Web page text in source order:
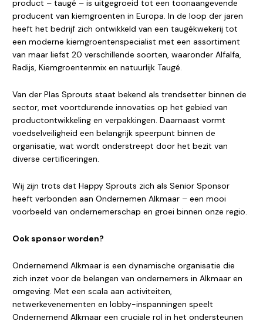
product – taugé – is uitgegroeid tot een toonaangevende
producent van kiemgroenten in Europa. In de loop der jaren
heeft het bedrijf zich ontwikkeld van een taugékwekerij tot
een moderne kiemgroentenspecialist met een assortiment
van maar liefst 20 verschillende soorten, waaronder Alfalfa,
Radijs, Kiemgroentenmix en natuurlijk Taugé.
Van der Plas Sprouts staat bekend als trendsetter binnen de
sector, met voortdurende innovaties op het gebied van
productontwikkeling en verpakkingen. Daarnaast vormt
voedselveiligheid een belangrijk speerpunt binnen de
organisatie, wat wordt onderstreept door het bezit van
diverse certificeringen.
Wij zijn trots dat Happy Sprouts zich als Senior Sponsor
heeft verbonden aan Ondernemen Alkmaar – een mooi
voorbeeld van ondernemerschap en groei binnen onze regio.
Ook sponsor worden?
Ondernemend Alkmaar is een dynamische organisatie die
zich inzet voor de belangen van ondernemers in Alkmaar en
omgeving. Met een scala aan activiteiten,
netwerkevenementen en lobby-inspanningen speelt
Ondernemend Alkmaar een cruciale rol in het ondersteunen